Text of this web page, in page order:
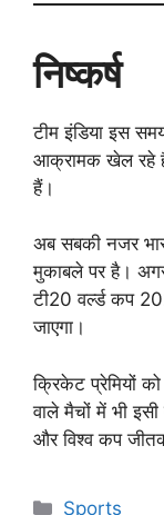
निष्कर्ष
टीम इंडिया इस
आक्रामक खेल रहे
हैं।
अब सबकी नजर
मुकाबले पर है।
टी20 वर्ल्ड कप
जाएगा।
क्रिकेट प्रेमियों
वाले मैचों में भी
और विश्व कप
Categories
Sports